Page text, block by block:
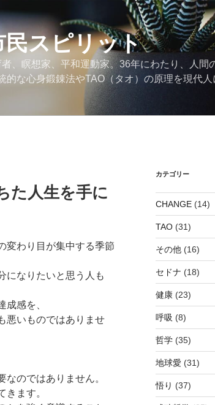
民スピリット
、瞑想家、平和運動家。36年にわたり、人間
な心身鍛錬法やTAO（タオ）の原理を現代人
た人生を手に
変わり目が集中する季節
になりたいと思う人も
成感を、
悪いものではありませ
のではありません。
ます。
カテゴリー
CHANGE(14)
TAO(31)
その他(16)
セドナ (18)
健康(23)
呼吸 (8)
哲学(35)
地球愛 (31)
悟り (37)